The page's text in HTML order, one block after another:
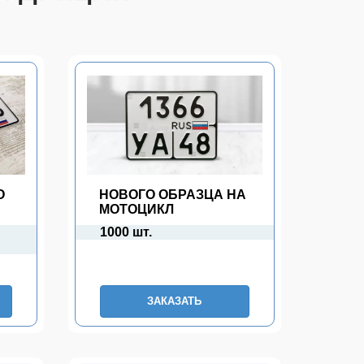
НОВОГО ОБРАЗЦА НА
МОТОЦИКЛ
1000 шт.
ЗАКАЗАТЬ